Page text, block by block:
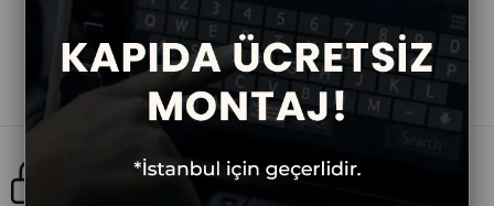
Güvenli Alışveriş